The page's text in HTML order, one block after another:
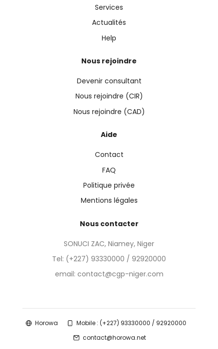
Services
Actualités
Help
Nous rejoindre
Devenir consultant
Nous rejoindre (CIR)
Nous rejoindre (CAD)
Aide
Contact
FAQ
Politique privée
Mentions légales
Nous contacter
SONUCI ZAC, Niamey, Niger
Tel: (+227) 93330000 / 92920000
email: contact@cgp-niger.com
Horowa
Mobile : (+227) 93330000 / 92920000
contact@horowa.net